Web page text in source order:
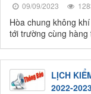
09/09/2023
Hòa chung không
tới trường cùng
LỊCH
2022-